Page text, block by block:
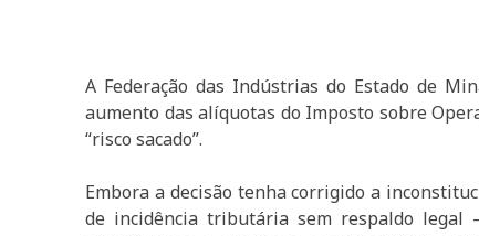
A Federação das Indústrias do Estado de
aumento das alíquotas do Imposto sobre
“risco sacado”.
Embora a decisão tenha corrigido a
de incidência tributária sem respaldo legal